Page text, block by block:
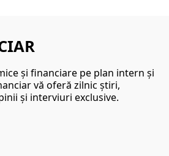
şi financiare pe plan intern şi
vă oferă zilnic ştiri,
şi interviuri exclusive.